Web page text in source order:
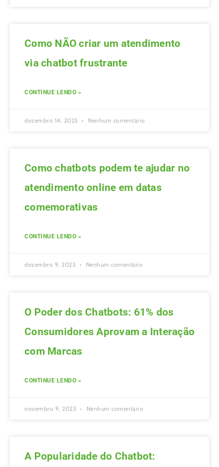
Como NÃO criar um atendimento
via chatbot frustrante
CONTINUE LENDO »
dezembro 14, 2023 Nenhum comentário
Como chatbots podem te ajudar no
atendimento online em datas
comemorativas
CONTINUE LENDO »
dezembro 9, 2023 Nenhum comentário
O Poder dos Chatbots: 61% dos
Consumidores Aprovam a Interação
com Marcas
CONTINUE LENDO »
novembro 9, 2023 Nenhum comentário
A Popularidade do Chatbot: